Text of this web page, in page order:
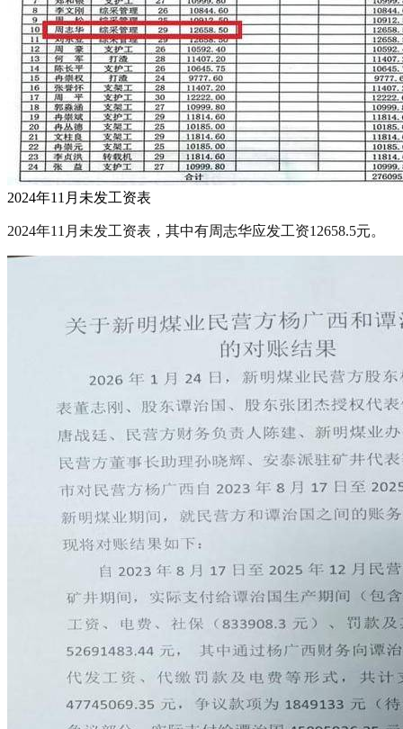
2024年11月未发工资表
2024年11月未发工资表，其中有周志华应发工资12658.5元。